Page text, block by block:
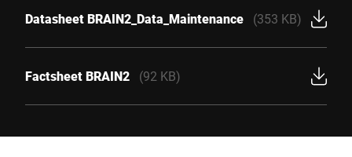
Datasheet BRAIN2_Data_Maintenance (353 KB)
Factsheet BRAIN2 (92 KB)